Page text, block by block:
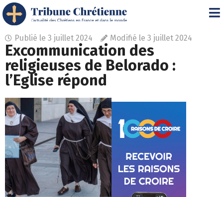
Publié le 3 juillet 2024 Modifié le 3 juillet 2024
Excommunication des
religieuses de Belorado :
l’Eglise répond